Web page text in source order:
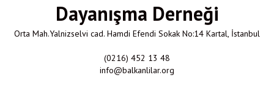
Dayanışma Derneği
Orta Mah.Yalnizselvi cad. Hamdi Efendi Sokak No:14 Kartal, İstanbul
(0216) 452 13 48
info@balkanlilar.org